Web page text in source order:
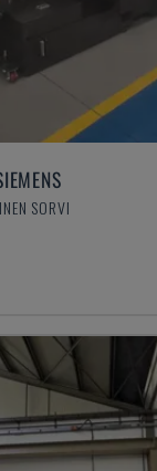
SORVI